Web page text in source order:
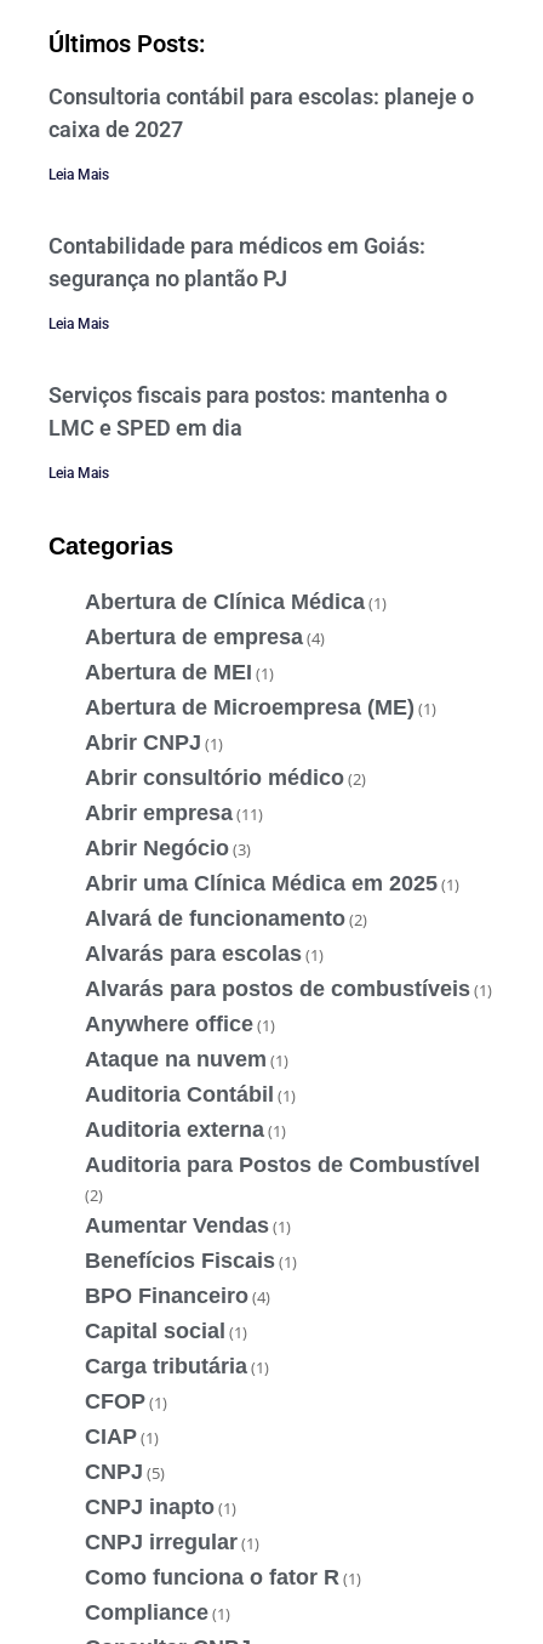
Últimos Posts:
Consultoria contábil para escolas: planeje o
caixa de 2027
Leia Mais
Contabilidade para médicos em Goiás:
segurança no plantão PJ
Leia Mais
Serviços fiscais para postos: mantenha o
LMC e SPED em dia
Leia Mais
Categorias
Abertura de Clínica Médica(1)
Abertura de empresa(4)
Abertura de MEI (1)
Abertura de Microempresa (ME) (1)
Abrir CNPJ (1)
Abrir consultório médico(2)
Abrir empresa(11)
Abrir Negócio(3)
Abrir uma Clínica Médica em 2025(1)
Alvará de funcionamento(2)
Alvarás para escolas(1)
Alvarás para postos de combustíveis(1)
Anywhere office(1)
Ataque na nuvem (1)
Auditoria Contábil (1)
Auditoria externa(1)
Auditoria para Postos de Combustível
(2)
Aumentar Vendas(1)
Benefícios Fiscais(1)
BPO Financeiro(4)
Capital social (1)
Carga tributária(1)
CFOP(1)
CIAP(1)
CNPJ (5)
CNPJ inapto(1)
CNPJ irregular(1)
Como funciona o fator R (1)
Compliance(1)